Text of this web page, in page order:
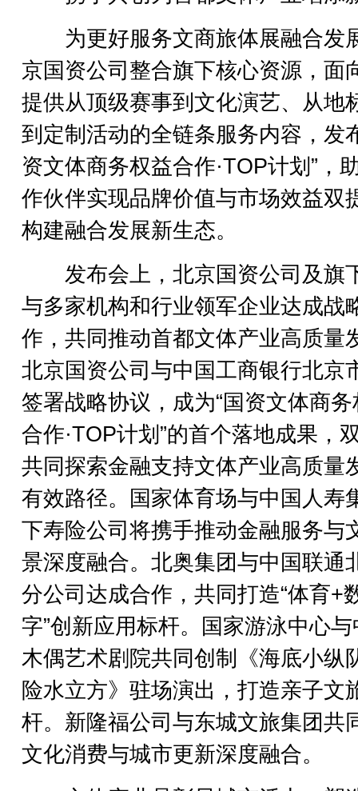
为更好服务文商旅体展融合发
京国资公司整合旗下核心资源，面
提供从顶级赛事到文化演艺、从地
到定制活动的全链条服务内容，发
资文体商务权益合作·TOP计划”，
作伙伴实现品牌价值与市场效益双
构建融合发展新生态。
发布会上，北京国资公司及旗
与多家机构和行业领军企业达成战
作，共同推动首都文体产业高质量
北京国资公司与中国工商银行北京
签署战略协议，成为“国资文体商
合作·TOP计划”的首个落地成果，
共同探索金融支持文体产业高质量
有效路径。国家体育场与中国人寿
下寿险公司将携手推动金融服务与
景深度融合。北奥集团与中国联通
分公司达成合作，共同打造“体育+
字”创新应用标杆。国家游泳中心
木偶艺术剧院共同创制《海底小纵
险水立方》驻场演出，打造亲子文
杆。新隆福公司与东城文旅集团共
文化消费与城市更新深度融合。